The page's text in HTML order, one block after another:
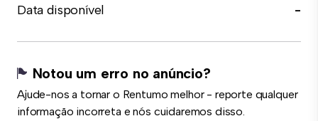
Data disponível
-
Notou um erro no anúncio?
Ajude-nos a tornar o Rentumo melhor - reporte qualquer
informação incorreta e nós cuidaremos disso.